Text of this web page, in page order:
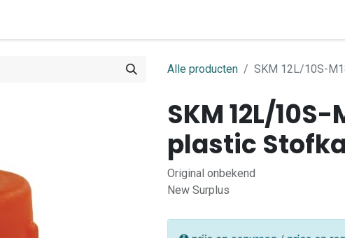
Alle producten SKM 12L/10S-
SKM 12L/
plastic
Original onbekend
New Surplus